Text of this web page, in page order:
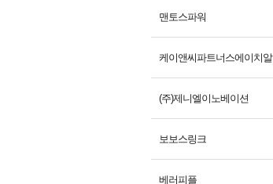
맨토스파워
케이앤씨파트너스에이치알
(주)제니엘이노베이션
보보스링크
베러피플